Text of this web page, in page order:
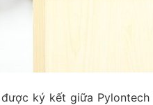
ký kết giữa